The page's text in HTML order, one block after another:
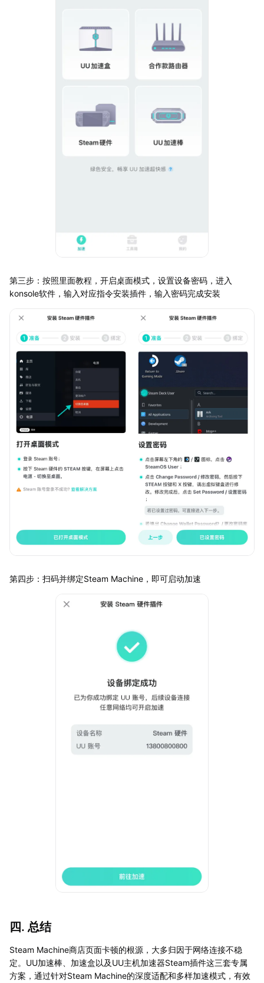
第三步：按照里面教程，开启桌面模式，设置设备密码，进入
konsole软件，输入对应指令安装插件，输入密码完成安装
第四步：扫码并绑定Steam Machine，即可启动加速
四. 总结
Steam Machine商店页面卡顿的根源，大多归因于网络连接不稳
定。UU加速棒、加速盒以及UU主机加速器Steam插件这三套专属
方案，通过针对Steam Machine的深度适配和多样加速模式，有效